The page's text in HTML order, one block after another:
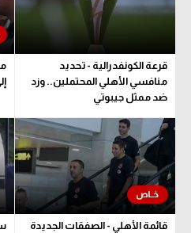
قرعة الكونفدرالية - تحديد
منافسي الأهلي المحتملين.. وزد
ضد ممثل جيبوتي
قائمة الأهلي - الصفقات الجديدة